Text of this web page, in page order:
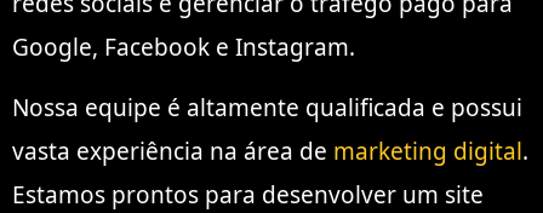
Google, Facebook e Instagram.
Nossa equipe é altamente qualificada e possui
vasta experiência na área de marketing digital.
Estamos prontos para desenvolver um site